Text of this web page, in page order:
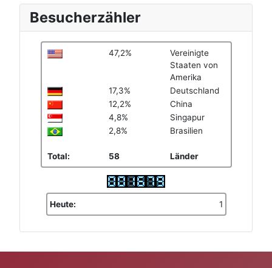
Besucherzähler
47,2%
Vereinigte
Staaten von
Amerika
17,3%
Deutschland
12,2%
China
4,8%
Singapur
2,8%
Brasilien
Total: 58 Länder
Heute: 1